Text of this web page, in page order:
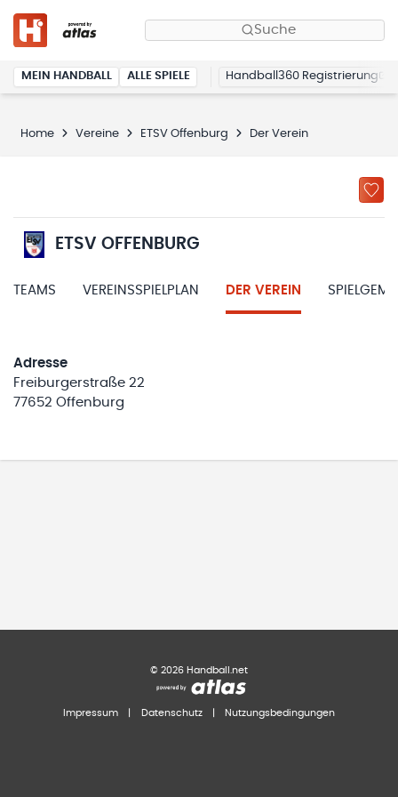
Suche
MEIN HANDBALL ALLE SPIELE Handball360 Registrierung
Home Vereine ETSV Offenburg Der Verein
ETSV OFFENBURG
TEAMS VEREINSSPIELPLAN DER VEREIN
Adresse
Freiburgerstraße 22
77652 Offenburg
© 2026 Handball.net
Impressum Datenschutz Nutzungsbedingungen